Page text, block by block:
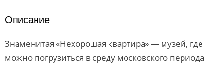
Описание
Знаменитая «Нехорошая квартира» — музей, где
можно погрузиться в среду московского периода